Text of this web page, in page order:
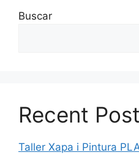
Buscar
Recent
Taller Xapa i Pintura